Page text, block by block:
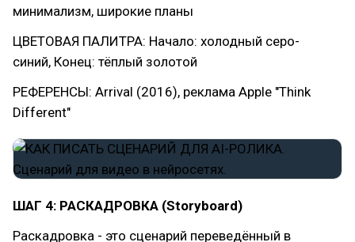
минимализм, широкие планы
ЦВЕТОВАЯ ПАЛИТРА: Начало: холодный серо-
синий, Конец: тёплый золотой
РЕФЕРЕНСЫ: Arrival (2016), реклама Apple "Think
Different"
ШАГ 4: РАСКАДРОВКА (Storyboard)
Раскадровка - это сценарий переведённый в